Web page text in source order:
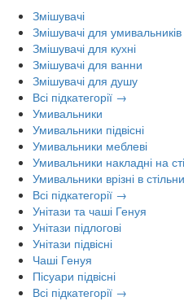
Змішувачі
Змішувачі для умивальників
Змішувачі для кухні
Змішувачі для ванни
Змішувачі для душу
Всі підкатегорії →
Умивальники
Умивальники підвісні
Умивальники меблеві
Умивальники накладні на
Умивальники врізні в
Всі підкатегорії →
Унітази та чаші Генуя
Унітази підлогові
Унітази підвісні
Чаші Генуя
Пісуари підвісні
Всі підкатегорії →